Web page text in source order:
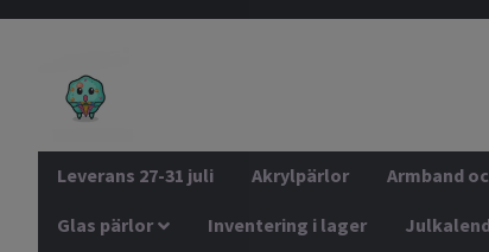
Leverans 27-31 juli Akrylpärlor Armband
Glas pärlor Inventering i lager